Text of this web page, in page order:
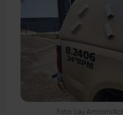
Foto: Lay Amorim/